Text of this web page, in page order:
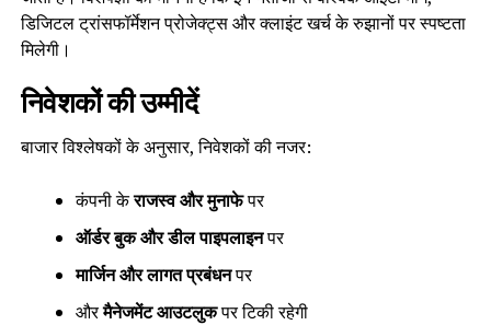
डिजिटल ट्रांसफॉर्मेशन प्रोजेक्ट्स और क्लाइंट खर्च के रुझानों पर स्पष्टता
मिलेगी।
निवेशकों की उम्मीदें
बाजार विश्लेषकों के अनुसार, निवेशकों की नजर:
कंपनी केराजस्व और मुनाफेपर
ऑर्डर बुक और डील पाइपलाइनपर
मार्जिन और लागत प्रबंधनपर
औरमैनेजमेंट आउटलुकपर टिकी रहेगी